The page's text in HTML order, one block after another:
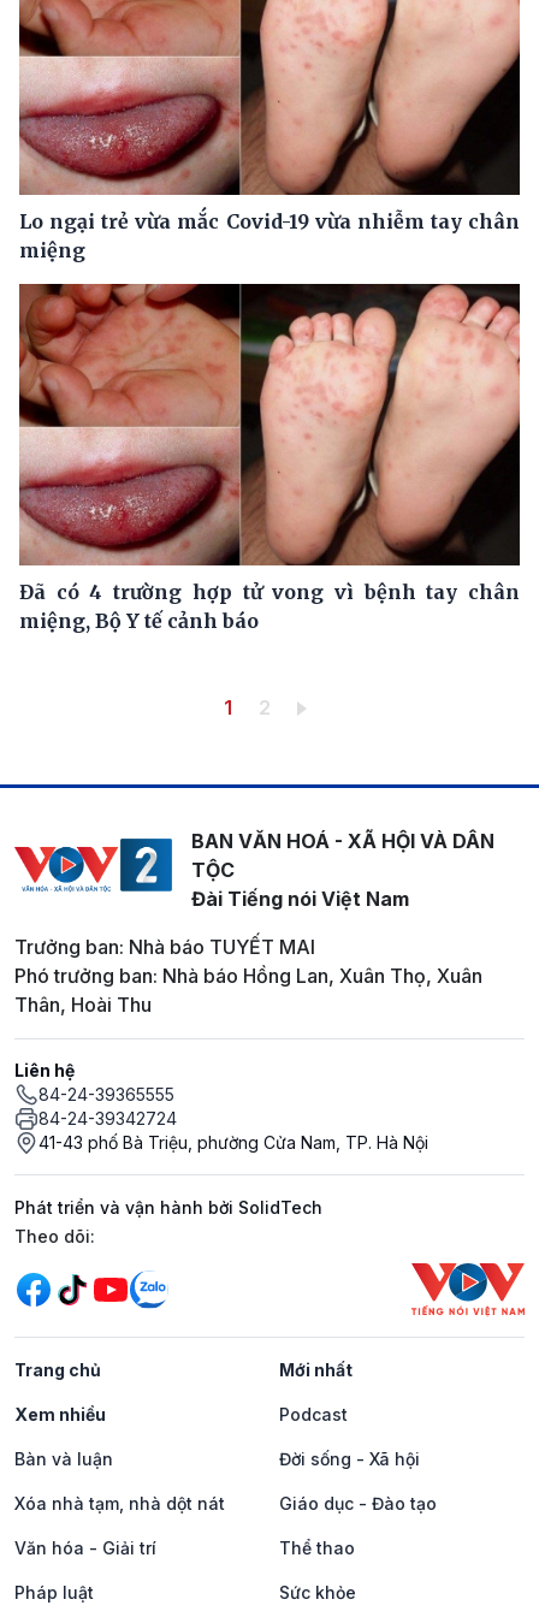
Lo ngại trẻ vừa mắc Covid-19 vừa nhiễm tay chân
miệng
Đã có 4 trường hợp tử vong vì bệnh tay chân
miệng, Bộ Y tế cảnh báo
Trang hiện thời
1 Trang
2
BAN VĂN HOÁ - XÃ HỘI VÀ DÂN
TỘC
Đài Tiếng nói Việt Nam
Trưởng ban: Nhà báo TUYẾT MAI
Phó trưởng ban: Nhà báo Hồng Lan, Xuân Thọ, Xuân
Thân, Hoài Thu
Liên hệ
84-24-39365555
84-24-39342724
41-43 phố Bà Triệu, phường Cửa Nam, TP. Hà Nội
Phát triển và vận hành bởi SolidTech
Mạng xã hội
Theo dõi:
Trang chủ Mới nhất
Xem nhiều Podcast
Bàn và luận Đời sống - Xã hội
Xóa nhà tạm, nhà dột nát Giáo dục - Đào tạo
Văn hóa - Giải trí Thể thao
Pháp luật Sức khỏe